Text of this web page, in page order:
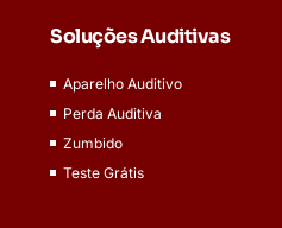
Soluções Auditivas
Aparelho Auditivo
Perda Auditiva
Zumbido
Teste Grátis